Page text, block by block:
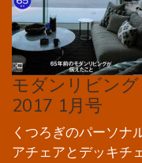
モダンリビング
2017 1月号
くつろぎのパーソナ
アチェアとデッキチ